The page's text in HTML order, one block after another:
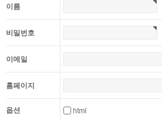
이름
비밀번호
이메일
홈페이지
옵션 html